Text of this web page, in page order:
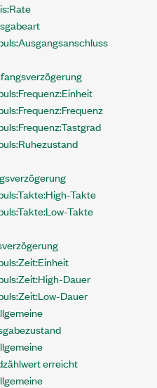
Takte
Takte
Dauer
Dauer
erreicht